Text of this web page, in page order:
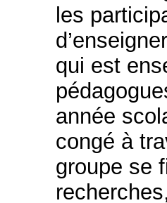
les
qui est
année
congé à
groupe se